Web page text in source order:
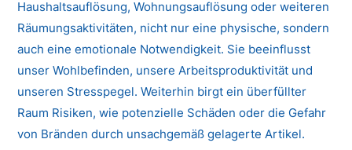
Haushaltsauflösung, Wohnungsauflösung oder weiteren
Räumungsaktivitäten, nicht nur eine physische, sondern
auch eine emotionale Notwendigkeit. Sie beeinflusst
unser Wohlbefinden, unsere Arbeitsproduktivität und
unseren Stresspegel. Weiterhin birgt ein überfüllter
Raum Risiken, wie potenzielle Schäden oder die Gefahr
von Bränden durch unsachgemäß gelagerte Artikel.